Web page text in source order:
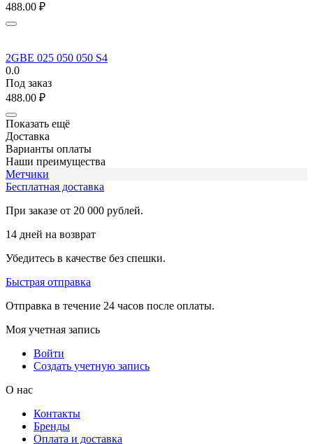
488.00 ₽
2GBE 025 050 050 S4
0.0
Под заказ
488.00 ₽
Показать ещё
Доставка
Варианты оплаты
Наши преимущества
Метчики
Бесплатная доставка
При заказе от 20 000 рублей.
14 дней на возврат
Убедитесь в качестве без спешки.
Быстрая отправка
Отправка в течение 24 часов после оплаты.
Моя учетная запись
Войти
Создать учетную запись
О нас
Контакты
Бренды
Оплата и доставка